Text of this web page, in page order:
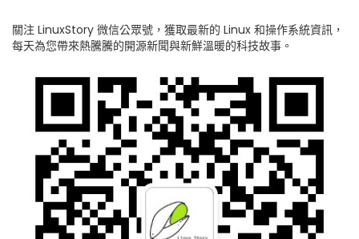
關注 LinuxStory 微信公眾號，獲取最新的 Linux 和操作系統資訊，
每天為您帶來熱騰騰的開源新聞與新鮮溫暖的科技故事。